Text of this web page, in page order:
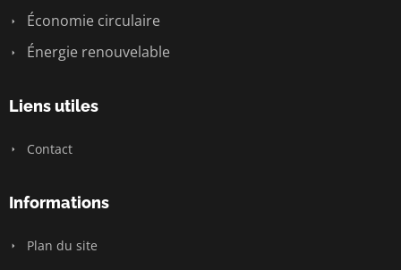
Économie circulaire
Énergie renouvelable
Liens utiles
Contact
Informations
Plan du site